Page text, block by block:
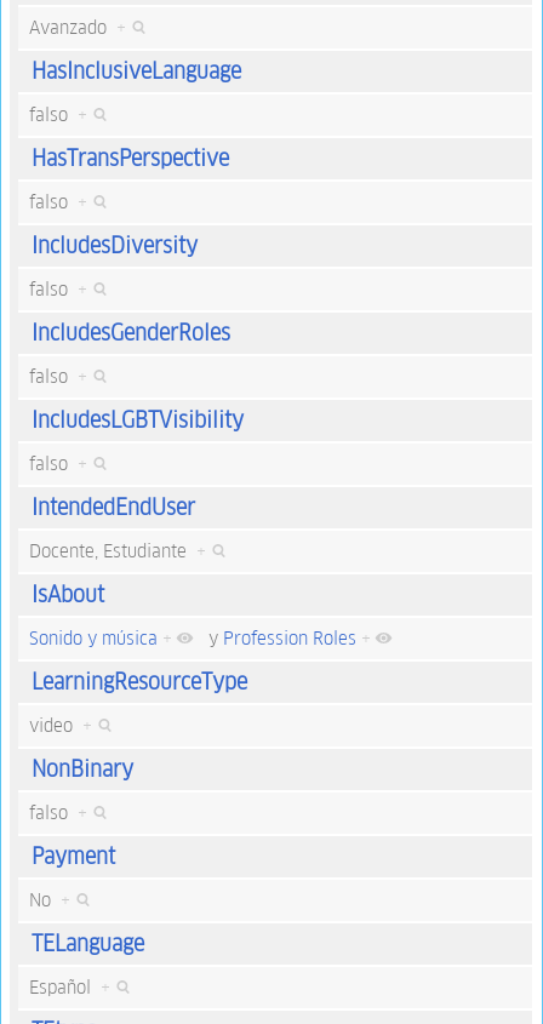
Avanzado +
HasInclusiveLanguage
falso +
HasTransPerspective
falso +
IncludesDiversity
falso +
IncludesGenderRoles
falso +
IncludesLGBTVisibility
falso +
IntendedEndUser
Docente, Estudiante +
IsAbout
Sonido y música + y Profession Roles +
LearningResourceType
video +
NonBinary
falso +
Payment
No +
TELanguage
Español +